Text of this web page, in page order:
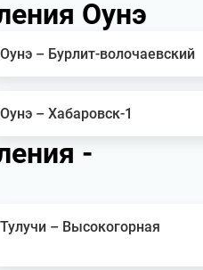
Оунэ
Оунэ – Бурлит-волочаевский
Оунэ – Хабаровск-1
-
Тулучи – Высокогорная